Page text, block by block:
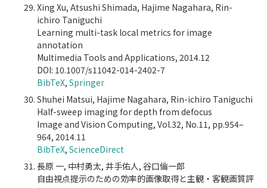
Xing Xu, Atsushi Shimada, Hajime Nagahara, Rin-
ichiro Taniguchi
Learning multi-task local metrics for image
annotation
Multimedia Tools and Applications, 2014.12
DOI: 10.1007/s11042-014-2402-7
BibTeX, Springer
Shuhei Matsui, Hajime Nagahara, Rin-ichiro Taniguchi
Half-sweep imaging for depth from defocus
Image and Vision Computing, Vol.32, No.11, pp.954–
964, 2014.11
BibTeX, ScienceDirect
長原 一, 中村勇太, 井手佑人, 谷口倫一郎
自由視点提示のための効率的画像取得と主観・客観画質評